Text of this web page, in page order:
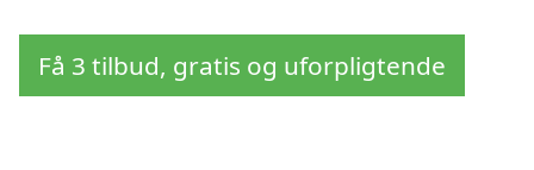
Få 3 tilbud, gratis og uforpligtende